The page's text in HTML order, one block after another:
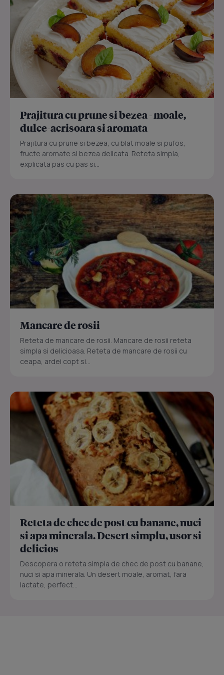
Prajitura cu prune si bezea - moale,
dulce-acrisoara si aromata
Prajitura cu prune si bezea, cu blat moale si pufos,
fructe aromate si bezea delicata. Reteta simpla,
explicata pas cu pas si...
Mancare de rosii
Reteta de mancare de rosii. Mancare de rosii reteta
simpla si delicioasa. Reteta de mancare de rosii cu
ceapa, ardei copt si...
Reteta de chec de post cu banane, nuci
si apa minerala. Desert simplu, usor si
delicios
Descopera o reteta simpla de chec de post cu banane,
nuci si apa minerala. Un desert moale, aromat, fara
lactate, perfect...